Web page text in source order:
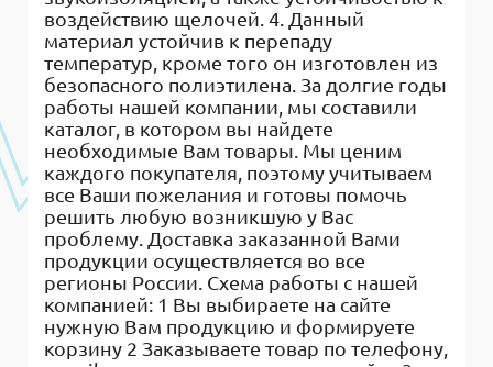
воздействию щелочей. 4. Данный
материал устойчив к перепаду
температур, кроме того он изготовлен из
безопасного полиэтилена. За долгие годы
работы нашей компании, мы составили
каталог, в котором вы найдете
необходимые Вам товары. Мы ценим
каждого покупателя, поэтому учитываем
все Ваши пожелания и готовы помочь
решить любую возникшую у Вас
проблему. Доставка заказанной Вами
продукции осуществляется во все
регионы России. Схема работы с нашей
компанией: 1 Вы выбираете на сайте
нужную Вам продукцию и формируете
корзину 2 Заказываете товар по телефону,